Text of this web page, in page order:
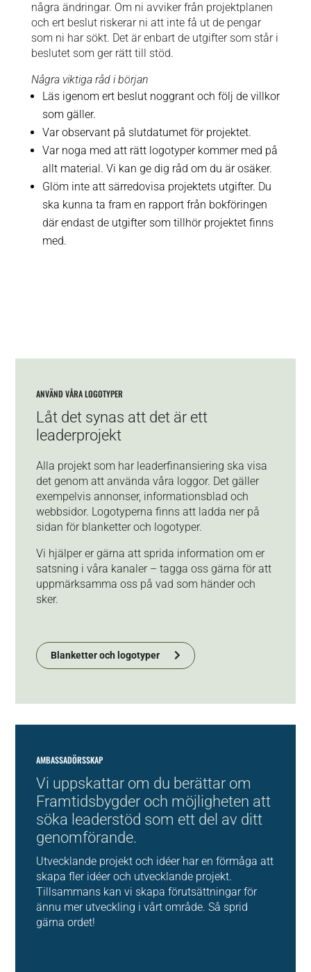
några ändringar. Om ni avviker från projektplanen
och ert beslut riskerar ni att inte få ut de pengar
som ni har sökt. Det är enbart de utgifter som står i
beslutet som ger rätt till stöd.
Några viktiga råd i början
Läs igenom ert beslut noggrant och följ de villkor
som gäller.
Var observant på slutdatumet för projektet.
Var noga med att rätt logotyper kommer med på
allt material. Vi kan ge dig råd om du är osäker.
Glöm inte att särredovisa projektets utgifter. Du
ska kunna ta fram en rapport från bokföringen
där endast de utgifter som tillhör projektet finns
med.
ANVÄND VÅRA LOGOTYPER
Låt det synas att det är ett
leaderprojekt
Alla projekt som har leaderfinansiering ska visa
det genom att använda våra loggor. Det gäller
exempelvis annonser, informationsblad och
webbsidor. Logotyperna finns att ladda ner på
sidan för blanketter och logotyper.
Vi hjälper er gärna att sprida information om er
satsning i våra kanaler – tagga oss gärna för att
uppmärksamma oss på vad som händer och
sker.
Blanketter och logotyper
AMBASSADÖRSSKAP
Vi uppskattar om du berättar om
Framtidsbygder och möjligheten att
söka leaderstöd som ett del av ditt
genomförande.
Utvecklande projekt och idéer har en förmåga att
skapa fler idéer och utvecklande projekt.
Tillsammans kan vi skapa förutsättningar för
ännu mer utveckling i vårt område. Så sprid
gärna ordet!